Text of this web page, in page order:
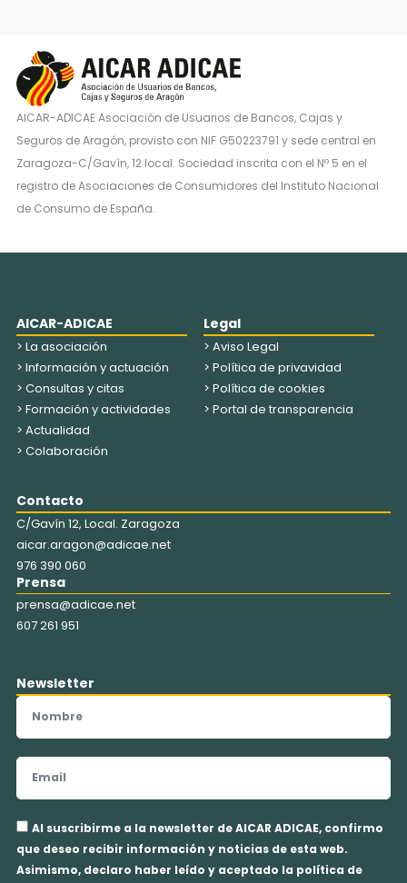
AICAR-ADICAE Asociación de Usuarios de Bancos, Cajas y
Seguros de Aragón, provisto con NIF G50223791 y sede central en
Zaragoza-C/Gavín, 12 local. Sociedad inscrita con el Nº 5 en el
registro de Asociaciones de Consumidores del Instituto Nacional
de Consumo de España.
AICAR-ADICAE
> La asociación
> Información y actuación
> Consultas y citas
> Formación y actividades
> Actualidad
> Colaboración
Legal
> Aviso Legal
> Política de privavidad
> Política de cookies
> Portal de transparencia
Contacto
C/Gavín 12, Local. Zaragoza
aicar.aragon@adicae.net
976 390 060
Prensa
prensa@adicae.net
607 261 951
Newsletter
Nombre
Email
Aceptación
privacidad
Al suscribirme a la newsletter de AICAR ADICAE, confirmo
que deseo recibir información y noticias de esta web.
Asimismo, declaro haber leído y aceptado la política de